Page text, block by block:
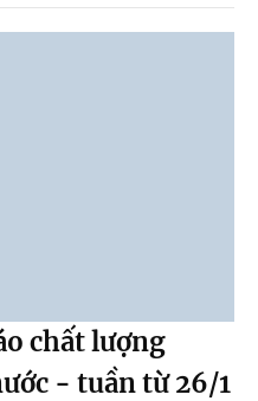
chất lượng
- tuần từ 26/1